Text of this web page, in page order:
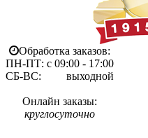
Обработка заказов:
ПН-ПТ: с 09:00 - 17:00
СБ-ВС: выходной
Онлайн заказы:
круглосуточно